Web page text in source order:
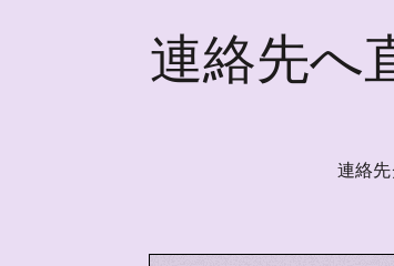
連絡先へ
連絡